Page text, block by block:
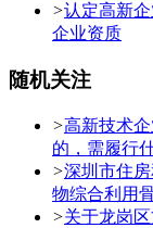
>认定高新
企业资质
随机关注
>高新技术
的，需履行
>深圳市住
物综合利用
>关于龙岗